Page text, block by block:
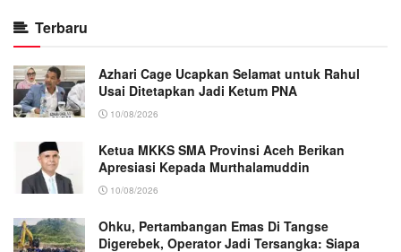
Terbaru
Azhari Cage Ucapkan Selamat untuk Rahul
Usai Ditetapkan Jadi Ketum PNA
10/08/2026
Ketua MKKS SMA Provinsi Aceh Berikan
Apresiasi Kepada Murthalamuddin
10/08/2026
Ohku, Pertambangan Emas Di Tangse
Digerebek, Operator Jadi Tersangka: Siapa